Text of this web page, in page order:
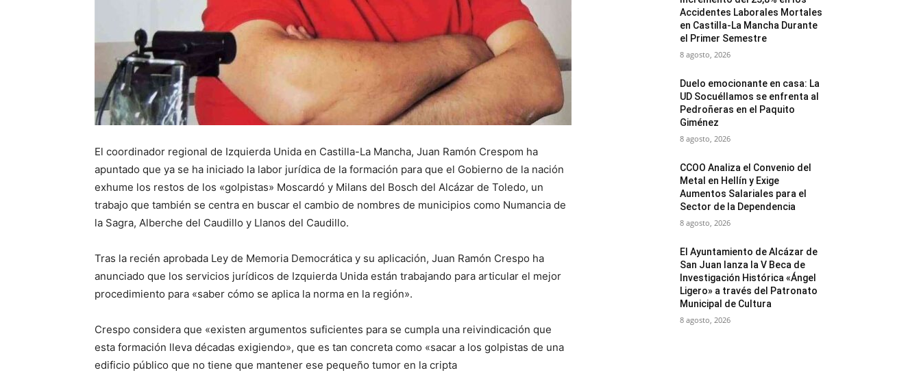
El coordinador regional de Izquierda Unida en Castilla-La Mancha, Juan Ramón Crespom ha
apuntado que ya se ha iniciado la labor jurídica de la formación para que el Gobierno de la nación
exhume los restos de los «golpistas» Moscardó y Milans del Bosch del Alcázar de Toledo, un
trabajo que también se centra en buscar el cambio de nombres de municipios como Numancia de
la Sagra, Alberche del Caudillo y Llanos del Caudillo.
Tras la recién aprobada Ley de Memoria Democrática y su aplicación, Juan Ramón Crespo ha
anunciado que los servicios jurídicos de Izquierda Unida están trabajando para articular el mejor
procedimiento para «saber cómo se aplica la norma en la región».
Crespo considera que «existen argumentos suficientes para se cumpla una reivindicación que
esta formación lleva décadas exigiendo», que es tan concreta como «sacar a los golpistas de una
edificio público que no tiene que mantener ese pequeño tumor en la cripta
Accidentes Laborales Mortales
en Castilla-La Mancha Durante
el Primer Semestre
8 agosto, 2026
Duelo emocionante en casa: La
UD Socuéllamos se enfrenta al
Pedroñeras en el Paquito
Giménez
8 agosto, 2026
CCOO Analiza el Convenio del
Metal en Hellín y Exige
Aumentos Salariales para el
Sector de la Dependencia
8 agosto, 2026
El Ayuntamiento de Alcázar de
San Juan lanza la V Beca de
Investigación Histórica «Ángel
Ligero» a través del Patronato
Municipal de Cultura
8 agosto, 2026